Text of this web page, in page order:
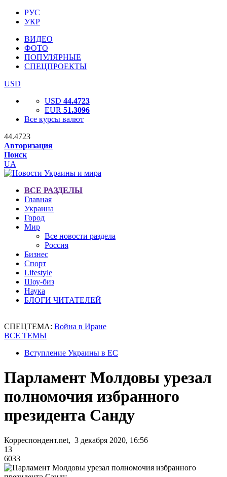
РУС
УКР
ВИДЕО
ФОТО
ПОПУЛЯРНЫЕ
СПЕЦПРОЕКТЫ
USD
USD 44.4723
EUR 51.3096
Все курсы валют
44.4723
Авторизация
Поиск
UA
ВСЕ РАЗДЕЛЫ
Главная
Украина
Город
Мир
Все новости раздела
Россия
Бизнес
Спорт
Lifestyle
Шоу-биз
Наука
БЛОГИ ЧИТАТЕЛЕЙ
СПЕЦТЕМА: Война в Иране
ВСЕ ТЕМЫ
Вступление Украины в ЕС
Парламент Молдовы урезал
полномочия избранного
президента Санду
Корреспондент.net, 3 декабря 2020, 16:56
13
6033